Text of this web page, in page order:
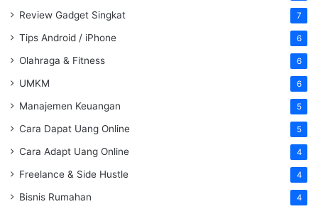
Review Gadget Singkat 7
Tips Android / iPhone 6
Olahraga & Fitness 6
UMKM 6
Manajemen Keuangan 5
Cara Dapat Uang Online 5
Cara Adapt Uang Online 4
Freelance & Side Hustle 4
Bisnis Rumahan 4